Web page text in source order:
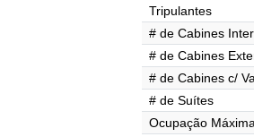
Tripulantes
# de Cabines
# de Cabines
# de Cabines c/
# de Suítes
Ocupação